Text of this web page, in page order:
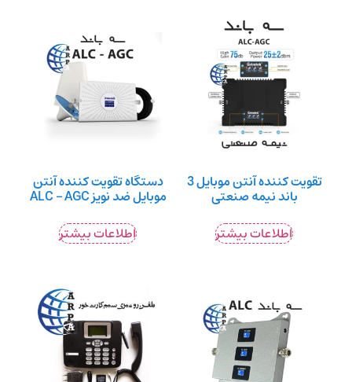
تقویت کننده آنتن موبایل 3
باند نیمه صنعتی
اطلاعات بیشتر
دستگاه تقویت کننده آنتن
موبایل ضد نویز ALC – AGC
اطلاعات بیشتر